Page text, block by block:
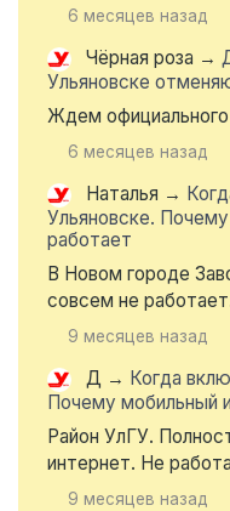
6 месяцев назад
Чёрная роза →
Ульяновске
Ждем
6 месяцев назад
Наталья →
Ульяновске.
работает
В Новом городе
совсем не
9 месяцев назад
Д → Когда
Почему мобильный
Район УлГУ.
интернет. Не
9 месяцев назад